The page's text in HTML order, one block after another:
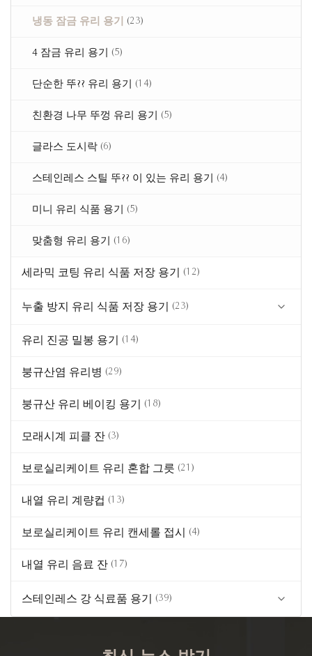
냉동 잠금 유리 용기 (23)
4 잠금 유리 용기 (5)
단순한 뚜?? 유리 용기 (14)
친환경 나무 뚜껑 유리 용기 (5)
글라스 도시락 (6)
스테인레스 스틸 뚜?? 이 있는 유리 용기 (4)
미니 유리 식품 용기 (5)
맞춤형 유리 용기 (16)
세라믹 코팅 유리 식품 저장 용기 (12)
누출 방지 유리 식품 저장 용기 (23)
청록색 식기 유리 제품
앰버 컬러 식품 유리
유리 진공 밀봉 용기 (14)
붕규산염 유리병 (29)
붕규산 유리 베이킹 용기 (18)
모래시계 피클 잔 (3)
보로실리케이트 유리 혼합 그릇 (21)
내열 유리 계량컵 (13)
보로실리케이트 유리 캔세롤 접시 (4)
내열 유리 음료 잔 (17)
스테인레스 강 식료품 용기 (39)